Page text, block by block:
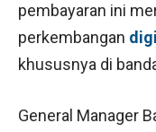
pembayaran ini
perkembangan
khususnya di
General Manager